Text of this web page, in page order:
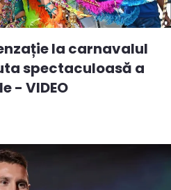
la carnavalul
spectaculoasă a
- VIDEO